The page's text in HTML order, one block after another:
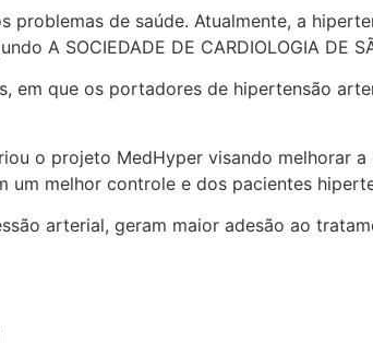
de saúde. Atualmente, a
A SOCIEDADE DE CARDIOLOGIA DE
em que os portadores de hipertensão
o projeto MedHyper visando melhorar
um melhor controle e dos pacientes
arterial, geram maior adesão ao